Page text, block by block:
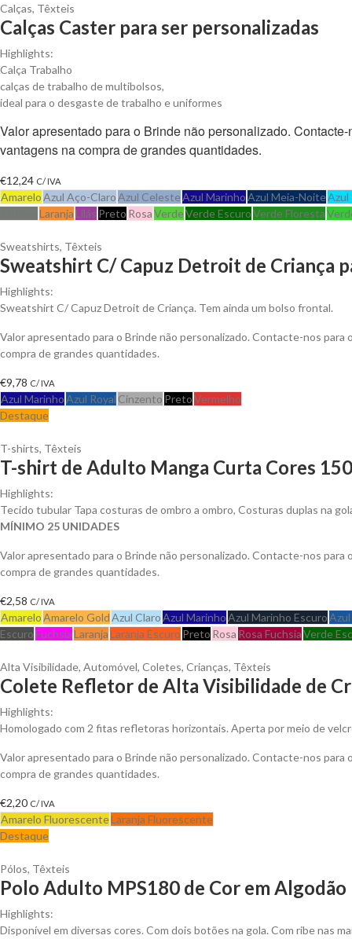
Calças, Têxteis
Calças Caster para ser personalizadas
Highlights:
Calça Trabalho
calças de trabalho de multibolsos,
ideal para o desgaste de trabalho e uniformes
Valor apresentado para o Brinde não personalizado.
vantagens na compra de grandes quantidades.
€12,24 C/ IVA
AmareloAzul Aço-ClaroAzul CelesteAzul MarinhoAzul Meia-NoiteAzul
Laranja Lilás Preto RosaVerdeVerde EscuroVerde Floresta
Sweatshirts, Têxteis
Sweatshirt C/ Capuz Detroit de Criança
Highlights:
Sweatshirt C/ Capuz Detroit de Criança. Tem ainda um bolso frontal.
Valor apresentado para o Brinde não personalizado. Contacte-nos para
compra de grandes quantidades.
€9,78 C/ IVA
Azul MarinhoAzul Royal Cinzento PretoVermelho
Destaque
T-shirts, Têxteis
T-shirt de Adulto Manga Curta Cores
Highlights:
Tecido tubular Tapa costuras de ombro a ombro, Costuras duplas na
MÍNIMO 25 UNIDADES
Valor apresentado para o Brinde não personalizado. Contacte-nos para
compra de grandes quantidades.
€2,58 C/ IVA
AmareloAmarelo GoldAzul ClaroAzul MarinhoAzul Marinho Escuro
EscuroFuchsiaLaranjaLaranja Escuro Preto Rosa Rosa FuchsiaVerde
Alta Visibilidade, Automóvel, Coletes, Crianças, Têxteis
Colete Refletor de Alta Visibilidade de
Highlights:
Homologado com 2 fitas refletoras horizontais. Aperta por meio de
Valor apresentado para o Brinde não personalizado. Contacte-nos para
compra de grandes quantidades.
€2,20 C/ IVA
Amarelo FluorescenteLaranja Fluorescente
Destaque
Pólos, Têxteis
Polo Adulto MPS180 de Cor em
Highlights:
Disponível em diversas cores. Com dois botões na gola. Com ribe nas